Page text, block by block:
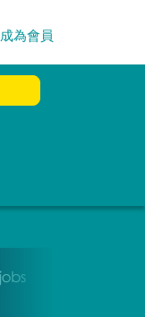
成為會員